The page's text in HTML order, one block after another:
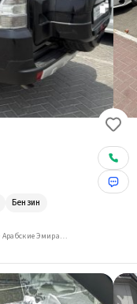
Бензин
146 С134 - 2 Аль-Нуаимия - Аджман - Объединённые Арабские Эмираты